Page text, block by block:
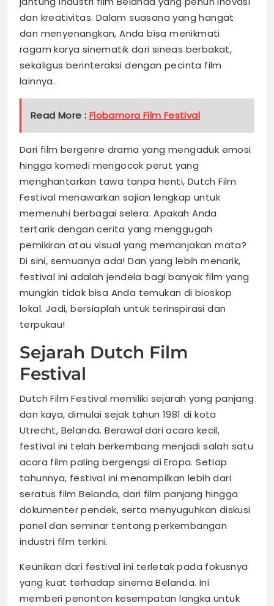
dan kreativitas. Dalam suasana yang hangat
dan menyenangkan, Anda bisa menikmati
ragam karya sinematik dari sineas berbakat,
sekaligus berinteraksi dengan pecinta film
lainnya.
Read More : Flobamora Film Festival
Dari film bergenre drama yang mengaduk emosi
hingga komedi mengocok perut yang
menghantarkan tawa tanpa henti, Dutch Film
Festival menawarkan sajian lengkap untuk
memenuhi berbagai selera. Apakah Anda
tertarik dengan cerita yang menggugah
pemikiran atau visual yang memanjakan mata?
Di sini, semuanya ada! Dan yang lebih menarik,
festival ini adalah jendela bagi banyak film yang
mungkin tidak bisa Anda temukan di bioskop
lokal. Jadi, bersiaplah untuk terinspirasi dan
terpukau!
Sejarah Dutch Film
Festival
Dutch Film Festival memiliki sejarah yang panjang
dan kaya, dimulai sejak tahun 1981 di kota
Utrecht, Belanda. Berawal dari acara kecil,
festival ini telah berkembang menjadi salah satu
acara film paling bergengsi di Eropa. Setiap
tahunnya, festival ini menampilkan lebih dari
seratus film Belanda, dari film panjang hingga
dokumenter pendek, serta menyuguhkan diskusi
panel dan seminar tentang perkembangan
industri film terkini.
Keunikan dari festival ini terletak pada fokusnya
yang kuat terhadap sinema Belanda. Ini
memberi penonton kesempatan langka untuk